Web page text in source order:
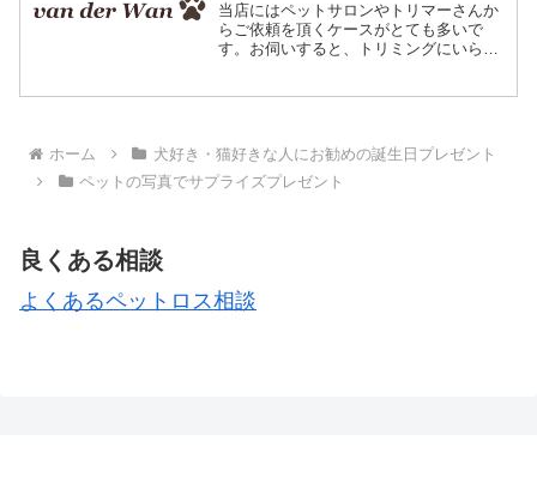
当店にはペットサロンやトリマーさんか
らご依頼を頂くケースがとても多いで
す。お伺いすると、トリミングにいらっ
ホーム
犬好き・猫好きな人にお勧めの誕生日プレゼント
ペットの写真でサプライズプレゼント
良くある相談
よくあるペットロス相談